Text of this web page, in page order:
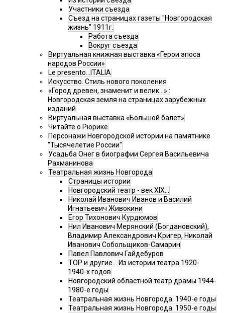
Участники съезда
Cъезд на страницах газеты "Новгородская
жизнь" 1911г.
Работа съезда
Вокруг съезда
Виртуальная книжная выставка «Герои эпоса
народов России»
Le presento...ITALIA
Искусство. Стиль нового поколения
«Город древен, знаменит и велик…» :
Новгородская земля на страницах зарубежных
изданий
Виртуальная выставка «Большой балет»
Читайте о Рюрике
Персонажи Новгородской истории на памятнике
"Тысячелетие России"
Усадьба Онег в биографии Сергея Васильевича
Рахманинова
Театральная жизнь Новгорода
Страницы истории
Новгородский театр - век XIX…
Николай Иванович Иванов и Василий
Игнатьевич Живокини
Егор Тихонович Курдюмов
Нил Иванович Мерянский (Богдановский),
Владимир Александрович Кригер, Николай
Иванович Собольщиков-Самарин
Павел Павлович Гайдебуров
ТОР и другие… Из истории театра 1920-
1940-х годов
Новгородский областной театр драмы 1944-
1980-е годы
Театральная жизнь Новгорода. 1940-е годы
Театральная жизнь Новгорода. 1950-е годы